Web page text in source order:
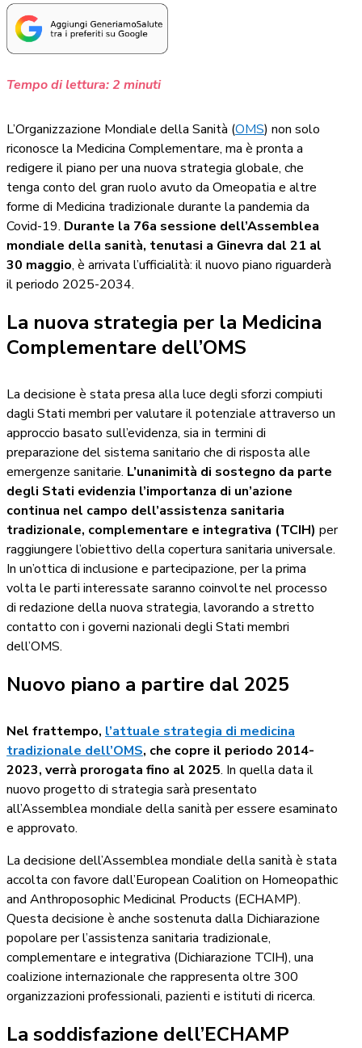
Tempo di lettura:2 minuti
L’Organizzazione Mondiale della Sanità (OMS) non solo
riconosce la Medicina Complementare, ma è pronta a
redigere il piano per una nuova strategia globale, che
tenga conto del gran ruolo avuto da Omeopatia e altre
forme di Medicina tradizionale durante la pandemia da
Covid-19. Durante la 76a sessione dell’Assemblea
mondiale della sanità, tenutasi a Ginevra dal 21 al
30 maggio, è arrivata l’ufficialità: il nuovo piano riguarderà
il periodo 2025-2034.
La nuova strategia per la Medicina
Complementare dell’OMS
La decisione è stata presa alla luce degli sforzi compiuti
dagli Stati membri per valutare il potenziale attraverso un
approccio basato sull’evidenza, sia in termini di
preparazione del sistema sanitario che di risposta alle
emergenze sanitarie. L’unanimità di sostegno da parte
degli Stati evidenzia l’importanza di un’azione
continua nel campo dell’assistenza sanitaria
tradizionale, complementare e integrativa (TCIH) per
raggiungere l’obiettivo della copertura sanitaria universale.
In un’ottica di inclusione e partecipazione, per la prima
volta le parti interessate saranno coinvolte nel processo
di redazione della nuova strategia, lavorando a stretto
contatto con i governi nazionali degli Stati membri
dell’OMS.
Nuovo piano a partire dal 2025
Nel frattempo, l’attuale strategia di medicina
tradizionale dell’OMS, che copre il periodo 2014-
2023, verrà prorogata fino al 2025. In quella data il
nuovo progetto di strategia sarà presentato
all’Assemblea mondiale della sanità per essere esaminato
e approvato.
La decisione dell’Assemblea mondiale della sanità è stata
accolta con favore dall’European Coalition on Homeopathic
and Anthroposophic Medicinal Products (ECHAMP).
Questa decisione è anche sostenuta dalla Dichiarazione
popolare per l’assistenza sanitaria tradizionale,
complementare e integrativa (Dichiarazione TCIH), una
coalizione internazionale che rappresenta oltre 300
organizzazioni professionali, pazienti e istituti di ricerca.
La soddisfazione dell’ECHAMP